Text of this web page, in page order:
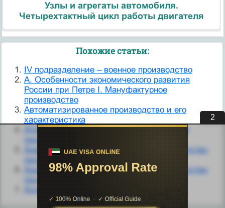
Узлы и агрегаты автомобиля.
Четырехтактный цикл работы двигателя
Похожие статьи:
IV подразделение – военное производство
А. Особенности экономического развития
России при Петре I. Мануфактурное
производство
Автоматизированное производство и его
характеристика
Аграрное производство как особая сфера
приложения труда и капитала
Анализ общей суммы затрат на производство
продукции
Анализ общей суммы затрат на производство
продукции
Аудит затрат на производство
1